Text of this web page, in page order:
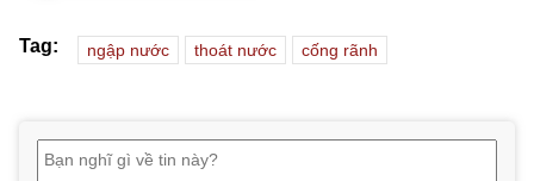
Tag: ngập nước thoát nước cống rãnh